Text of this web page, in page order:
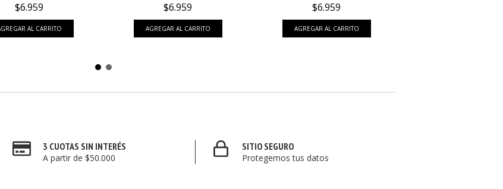
$6.959 $6.959 $6.959
3 CUOTAS SIN INTERÉS
A partir de $50.000
SITIO SEGURO
Protegemos tus datos